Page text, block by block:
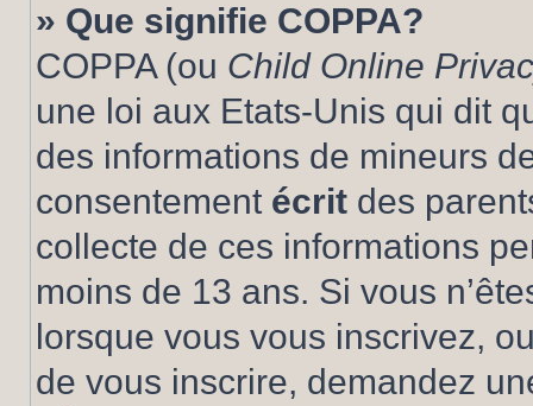
» Que signifie COPPA?
COPPA (ou Child Online
une loi aux Etats-Unis qui dit
des informations de mineurs
consentement écrit des
collecte de ces informations
moins de 13 ans. Si vous
lorsque vous vous inscrivez,
de vous inscrire, demandez